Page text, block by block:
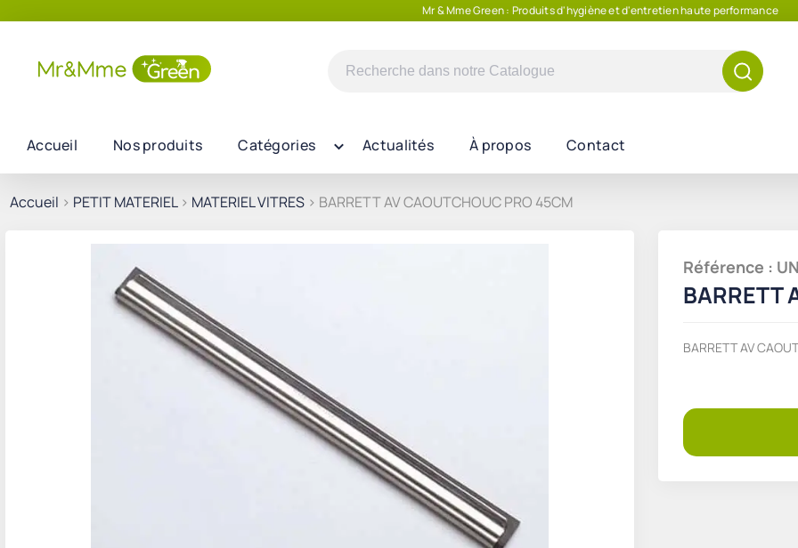
Mr & Mme Green : Produits d'hygiène et d'entretien haute performance
Recherche
Accueil Nos produits Catégories Actualités À propos Contact
Accueil > PETIT MATERIEL> MATERIEL VITRES > BARRETT AV CAOUTCHOUC PRO 45CM
Référence :
BARRETT
BARRETT AV